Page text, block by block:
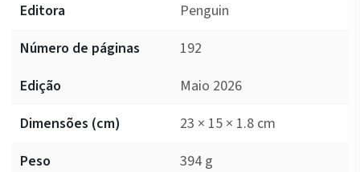
Editora
Penguin
Número de páginas
192
Edição
Maio 2026
Dimensões (cm)
23 × 15 × 1.8 cm
Peso
394 g